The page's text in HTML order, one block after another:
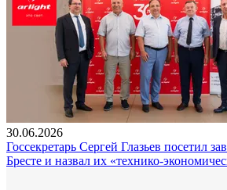
30.06.2026
Госсекретарь Сергей Глазьев посетил
Бресте и назвал их «технико-